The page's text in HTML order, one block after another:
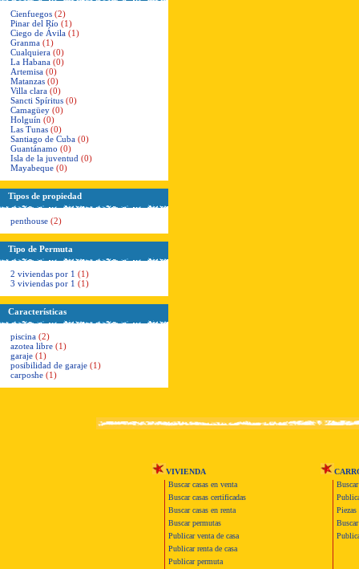
Cienfuegos (2)
Pinar del Río (1)
Ciego de Ávila (1)
Granma (1)
Cualquiera (0)
La Habana (0)
Artemisa (0)
Matanzas (0)
Villa clara (0)
Sancti Spíritus (0)
Camagüey (0)
Holguín (0)
Las Tunas (0)
Santiago de Cuba (0)
Guantánamo (0)
Isla de la juventud (0)
Mayabeque (0)
Tipos de propiedad
penthouse (2)
Tipo de Permuta
2 viviendas por 1 (1)
3 viviendas por 1 (1)
Características
piscina (2)
azotea libre (1)
garaje (1)
posibilidad de garaje (1)
carposhe (1)
VIVIENDA
Buscar casas en venta
Buscar casas certificadas
Buscar casas en renta
Buscar permutas
Publicar venta de casa
Publicar renta de casa
Publicar permuta
Piezas